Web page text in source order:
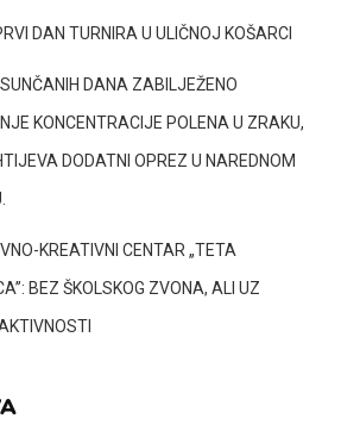
DAN TURNIRA U ULIČNOJ KOŠARCI
DANA ZABILJEŽENO
KONCENTRACIJE POLENA U ZRAKU,
DODATNI OPREZ U NAREDNOM
KREATIVNI CENTAR „TETA
BEZ ŠKOLSKOG ZVONA, ALI UZ